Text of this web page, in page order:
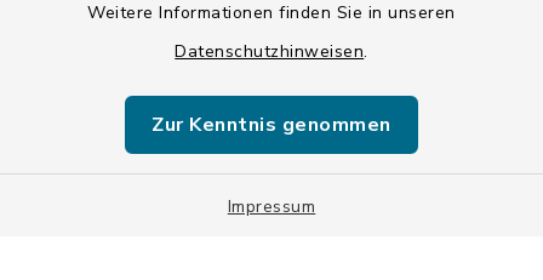
Weitere Informationen finden Sie in unseren
Datenschutzhinweisen.
Zur Kenntnis genommen
Impressum
LSI-Siegel
Datenschutzgrundverordnung
Sitemap